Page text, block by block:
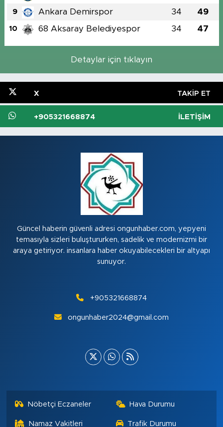
9 Ankara Demirspor 34 49
10 68 Aksaray Belediyespor 34 47
Detaylar için tıklayın
X TAKIP ET
+905321668874 İLETIŞIM
Güncel haberin güvenli adresi ongunhaber.com, yepyeni
temasıyla sizleri buluştururken, sadelik ve modernizmi bir
araya getiriyor. insanlara haber okuyabilecekleri bir altyapı
sunuyor.
+905321668874
ongunhaber2024@gmail.com
Nöbetçi Eczaneler Hava Durumu
Namaz Vakitleri Trafik Durumu